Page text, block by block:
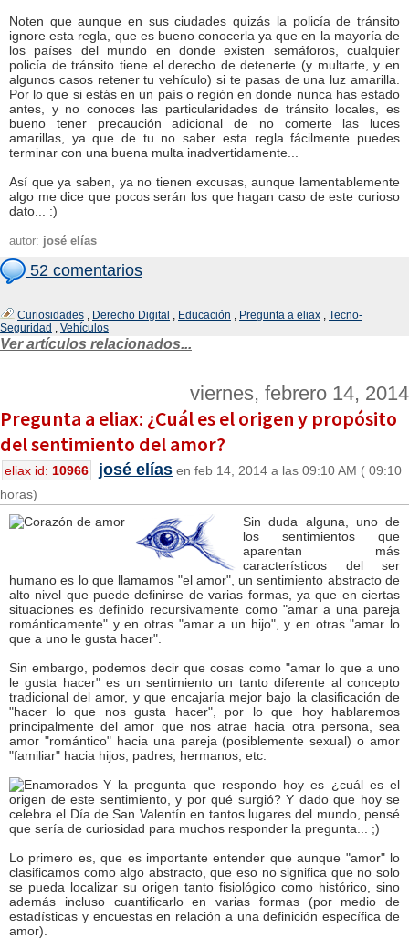
Noten que aunque en sus ciudades quizás la policía de tránsito
ignore esta regla, que es bueno conocerla ya que en la mayoría de
los países del mundo en donde existen semáforos, cualquier
policía de tránsito tiene el derecho de detenerte (y multarte, y en
algunos casos retener tu vehículo) si te pasas de una luz amarilla.
Por lo que si estás en un país o región en donde nunca has estado
antes, y no conoces las particularidades de tránsito locales, es
bueno tener precaución adicional de no comerte las luces
amarillas, ya que de tu no saber esta regla fácilmente puedes
terminar con una buena multa inadvertidamente...
Así que ya saben, ya no tienen excusas, aunque lamentablemente
algo me dice que pocos serán los que hagan caso de este curioso
dato... :)
autor: josé elías
52 comentarios
Curiosidades , Derecho Digital , Educación , Pregunta a eliax , Tecno-
Seguridad , Vehículos
Ver artículos relacionados...
viernes, febrero 14, 2014
Pregunta a eliax: ¿Cuál es el origen y propósito
del sentimiento del amor?
eliax id: 10966 josé elías en feb 14, 2014 a las 09:10 AM ( 09:10
horas)
Sin duda alguna, uno de
los sentimientos que
aparentan más
característicos del ser
humano es lo que llamamos "el amor", un sentimiento abstracto de
alto nivel que puede definirse de varias formas, ya que en ciertas
situaciones es definido recursivamente como "amar a una pareja
románticamente" y en otras "amar a un hijo", y en otras "amar lo
que a uno le gusta hacer".
Sin embargo, podemos decir que cosas como "amar lo que a uno
le gusta hacer" es un sentimiento un tanto diferente al concepto
tradicional del amor, y que encajaría mejor bajo la clasificación de
"hacer lo que nos gusta hacer", por lo que hoy hablaremos
principalmente del amor que nos atrae hacia otra persona, sea
amor "romántico" hacia una pareja (posiblemente sexual) o amor
"familiar" hacia hijos, padres, hermanos, etc.
Y la pregunta que respondo hoy es ¿cuál es el
origen de este sentimiento, y por qué surgió? Y dado que hoy se
celebra el Día de San Valentín en tantos lugares del mundo, pensé
que sería de curiosidad para muchos responder la pregunta... ;)
Lo primero es, que es importante entender que aunque "amor" lo
clasificamos como algo abstracto, que eso no significa que no solo
se pueda localizar su origen tanto fisiológico como histórico, sino
además incluso cuantificarlo en varias formas (por medio de
estadísticas y encuestas en relación a una definición específica de
amor).